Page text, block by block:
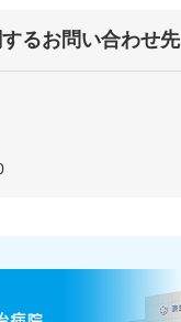
るお問い合わせ先